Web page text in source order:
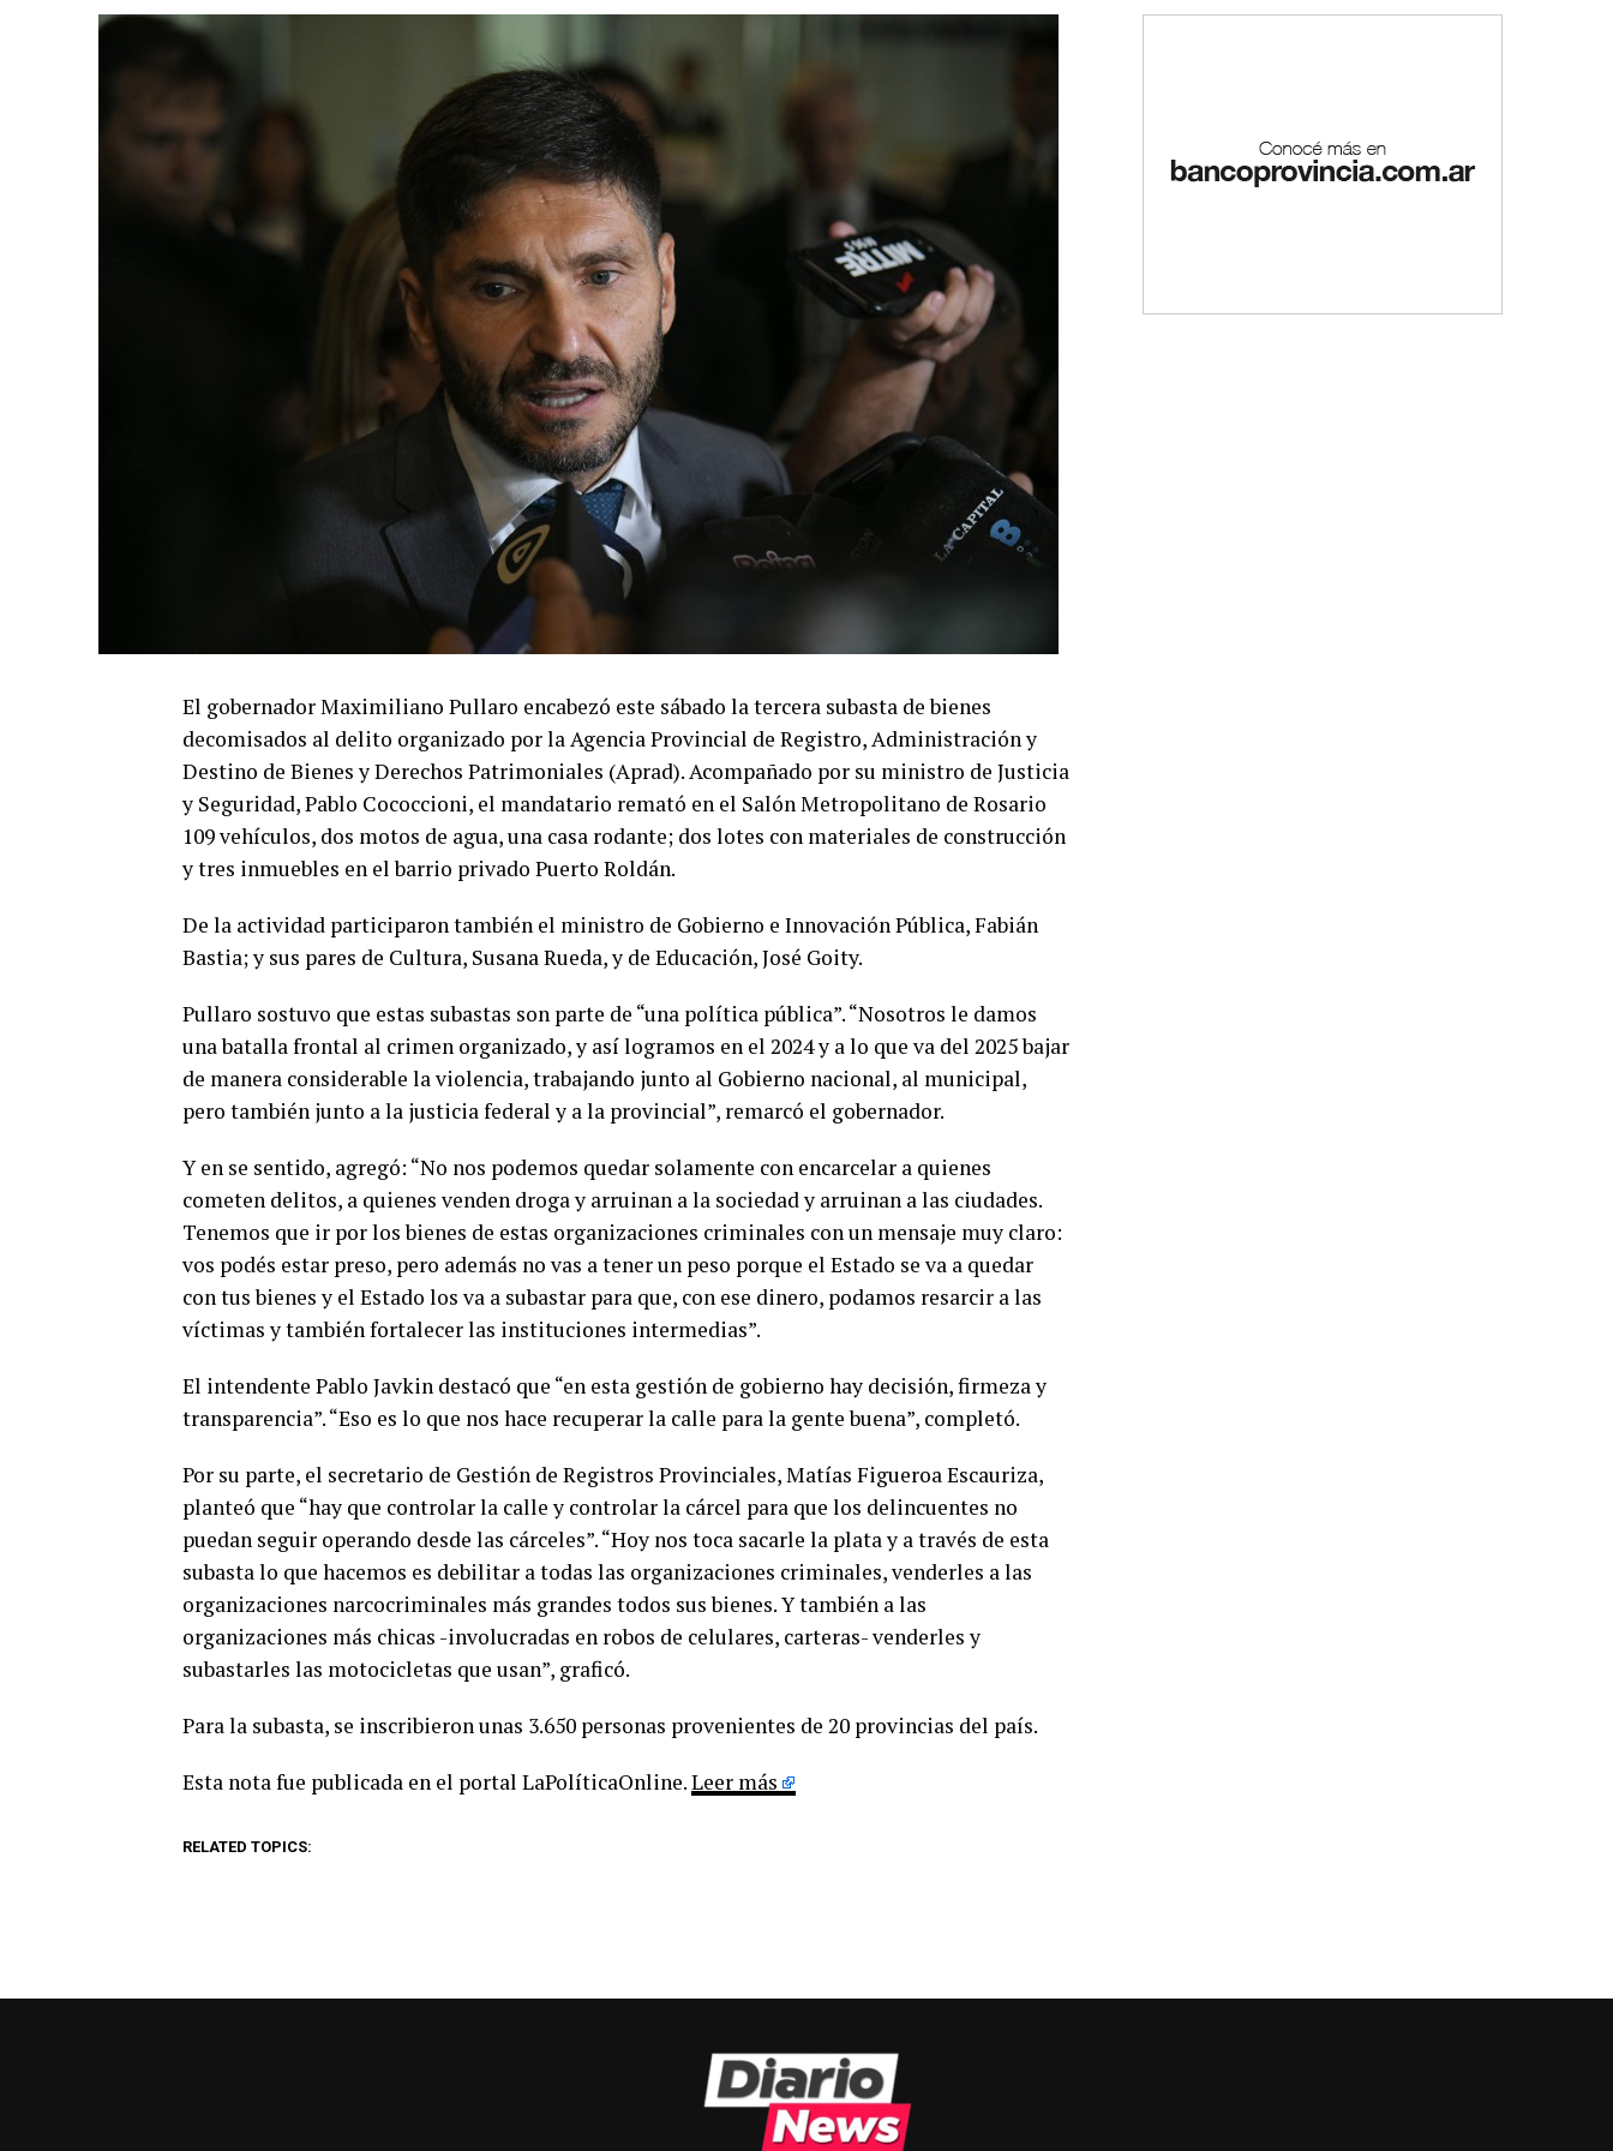
El gobernador Maximiliano Pullaro encabezó este sábado la tercera subasta de bienes
decomisados al delito organizado por la Agencia Provincial de Registro, Administración y
Destino de Bienes y Derechos Patrimoniales (Aprad). Acompañado por su ministro de Justicia
y Seguridad, Pablo Cococcioni, el mandatario remató en el Salón Metropolitano de Rosario
109 vehículos, dos motos de agua, una casa rodante; dos lotes con materiales de construcción
y tres inmuebles en el barrio privado Puerto Roldán.
De la actividad participaron también el ministro de Gobierno e Innovación Pública, Fabián
Bastia; y sus pares de Cultura, Susana Rueda, y de Educación, José Goity.
Pullaro sostuvo que estas subastas son parte de “una política pública”. “Nosotros le damos
una batalla frontal al crimen organizado, y así logramos en el 2024 y a lo que va del 2025 bajar
de manera considerable la violencia, trabajando junto al Gobierno nacional, al municipal,
pero también junto a la justicia federal y a la provincial”, remarcó el gobernador.
Y en se sentido, agregó: “No nos podemos quedar solamente con encarcelar a quienes
cometen delitos, a quienes venden droga y arruinan a la sociedad y arruinan a las ciudades.
Tenemos que ir por los bienes de estas organizaciones criminales con un mensaje muy claro:
vos podés estar preso, pero además no vas a tener un peso porque el Estado se va a quedar
con tus bienes y el Estado los va a subastar para que, con ese dinero, podamos resarcir a las
víctimas y también fortalecer las instituciones intermedias”.
El intendente Pablo Javkin destacó que “en esta gestión de gobierno hay decisión, firmeza y
transparencia”. “Eso es lo que nos hace recuperar la calle para la gente buena”, completó.
Por su parte, el secretario de Gestión de Registros Provinciales, Matías Figueroa Escauriza,
planteó que “hay que controlar la calle y controlar la cárcel para que los delincuentes no
puedan seguir operando desde las cárceles”. “Hoy nos toca sacarle la plata y a través de esta
subasta lo que hacemos es debilitar a todas las organizaciones criminales, venderles a las
organizaciones narcocriminales más grandes todos sus bienes. Y también a las
organizaciones más chicas -involucradas en robos de celulares, carteras- venderles y
subastarles las motocicletas que usan”, graficó.
Para la subasta, se inscribieron unas 3.650 personas provenientes de 20 provincias del país.
Esta nota fue publicada en el portal LaPolíticaOnline.Leer más
RELATED TOPICS: